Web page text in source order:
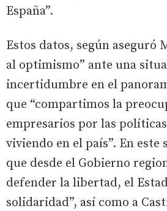
España”.
Estos datos, según aseguró
al optimismo” ante una
incertidumbre en el
que “compartimos la
empresarios por las
viviendo en el país”. En este
que desde el Gobierno
defender la libertad, el
solidaridad”, así como a